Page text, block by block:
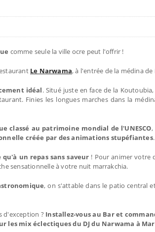
comme seule la ville ocre peut l'offrir !
Le Narwama, à l'entrée de la médina de
idéal. Situé juste en face de la Koutoubia,
Finies les longues marches dans la
classé au patrimoine mondial de l'UNESCO,
créée par des animations stupéfiantes.
un repas sans saveur ! Pour animer votre
sensationnelle à votre nuit marrakchia.
, on s'attable dans le patio central
d'exception ? Installez-vous au Bar et
les mix éclectiques du DJ du Narwama à